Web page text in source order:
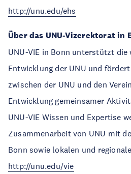
http://unu.edu/ehs
Über das UNU-Vizerektorat in
UNU-VIE in Bonn unterstützt
Entwicklung der UNU und
zwischen der UNU und den
Entwicklung gemeinsamer
UNU-VIE Wissen und Expertise
Zusammenarbeit von UNU mit
Bonn sowie lokalen und
http://unu.edu/vie